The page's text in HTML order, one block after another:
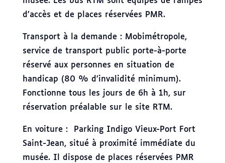
d’accès et de places réservées PMR.
Transport à la demande : Mobimétropole,
service de transport public porte-à-porte
réservé aux personnes en situation de
handicap (80 % d’invalidité minimum).
Fonctionne tous les jours de 6h à 1h, sur
réservation préalable sur le site RTM.
En voiture : Parking Indigo Vieux-Port Fort
Saint-Jean, situé à proximité immédiate du
musée. Il dispose de places réservées PMR